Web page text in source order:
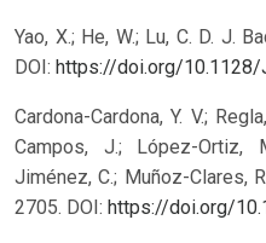
Yao, X.; He, W.; Lu, C. D. J.
DOI: https://doi.org/10.1128/
Cardona-Cardona, Y. V.;
Campos, J.; López-Ortiz,
Jiménez, C.; Muñoz-Clares,
2705. DOI: https://doi.org/